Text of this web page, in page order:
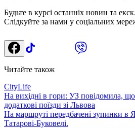
Будьте в курсі останніх новин та
Слідкуйте за нами у соціальних
Читайте також
CityLife
На вихідні в гори: УЗ повідомила,
додаткові поїзди зі Львова
На маршруті передбачені зупинки в
Татарові-Буковелі.